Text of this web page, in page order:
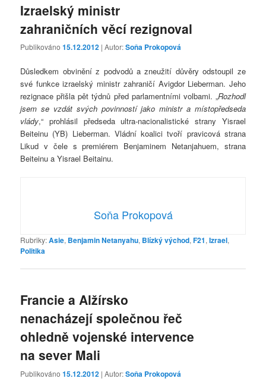
Izraelský ministr
zahraničních věcí rezignoval
Publikováno15.12.2012 | Autor:Soňa Prokopová
Důsledkem obvinění z podvodů a zneužití důvěry odstoupil ze
své funkce izraelský ministr zahraničí Avigdor Lieberman. Jeho
rezignace přišla pět týdnů před parlamentními volbami. „Rozhodl
jsem se vzdát svých povinností jako ministr a místopředseda
vlády,“ prohlásil předseda ultra-nacionalistické strany Yisrael
Beiteinu (YB) Lieberman. Vládní koalici tvoří pravicová strana
Likud v čele s premiérem Benjaminem Netanjahuem, strana
Beiteinu a Yisrael Beitainu.
Soňa Prokopová
Rubriky:Asie, Benjamin Netanyahu, Blízký východ,F21,Izrael,
Politika
Francie a Alžírsko
nenacházejí společnou řeč
ohledně vojenské intervence
na sever Mali
Publikováno15.12.2012 | Autor:Soňa Prokopová